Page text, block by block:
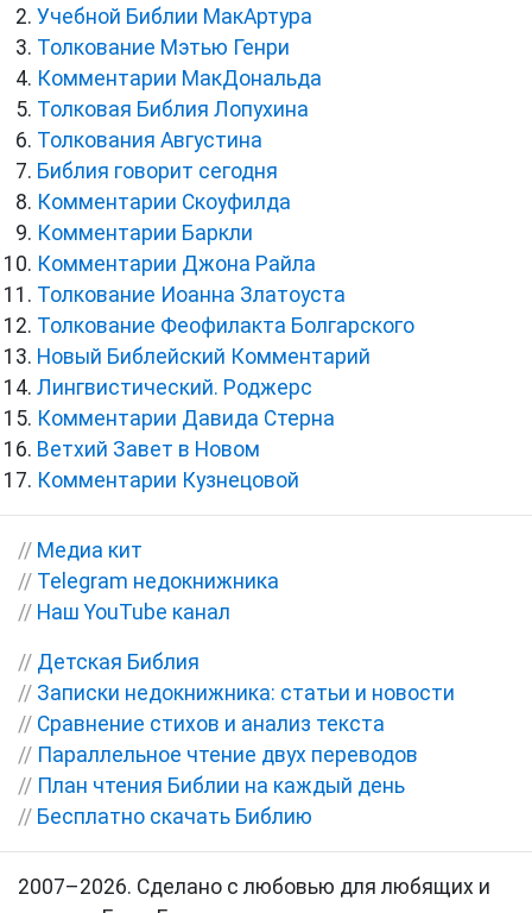
Учебной Библии МакАртура
Толкование Мэтью Генри
Комментарии МакДональда
Толковая Библия Лопухина
Толкования Августина
Библия говорит сегодня
Комментарии Скоуфилда
Комментарии Баркли
Комментарии Джона Райла
Толкование Иоанна Златоуста
Толкование Феофилакта Болгарского
Новый Библейский Комментарий
Лингвистический. Роджерс
Комментарии Давида Стерна
Ветхий Завет в Новом
Комментарии Кузнецовой
// Медиа кит
// Telegram недокнижника
// Наш YouTube канал
// Детская Библия
// Записки недокнижника: статьи и новости
// Сравнение стихов и анализ текста
// Параллельное чтение двух переводов
// План чтения Библии на каждый день
// Бесплатно скачать Библию
2007–2026. Сделано с любовью для любящих и